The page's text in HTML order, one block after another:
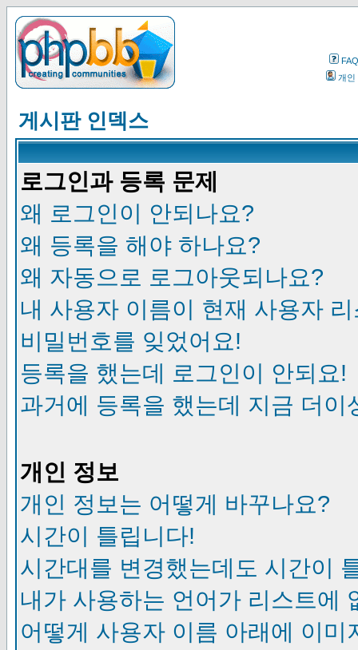
FAQ
개인
게시판 인덱스
로그인과 등록 문제
왜 로그인이 안되나요?
왜 등록을 해야 하나요?
왜 자동으로 로그아웃되나요?
내 사용자 이름이 현재 사용자
비밀번호를 잊었어요!
등록을 했는데 로그인이 안되요!
과거에 등록을 했는데 지금 더이
개인 정보
개인 정보는 어떻게 바꾸나요?
시간이 틀립니다!
시간대를 변경했는데도 시간이
내가 사용하는 언어가 리스트에
어떻게 사용자 이름 아래에 이미